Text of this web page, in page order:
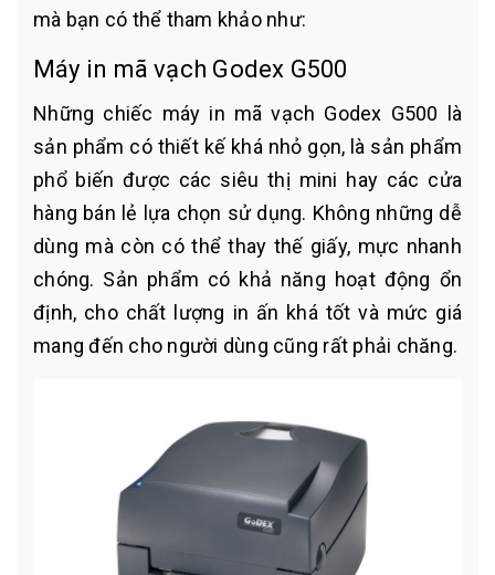
mà bạn có thể tham khảo như:
Máy in mã vạch Godex G500
Những chiếc máy in mã vạch Godex G500 là
sản phẩm có thiết kế khá nhỏ gọn, là sản phẩm
phổ biến được các siêu thị mini hay các cửa
hàng bán lẻ lựa chọn sử dụng. Không những dễ
dùng mà còn có thể thay thế giấy, mực nhanh
chóng. Sản phẩm có khả năng hoạt động ổn
định, cho chất lượng in ấn khá tốt và mức giá
mang đến cho người dùng cũng rất phải chăng.